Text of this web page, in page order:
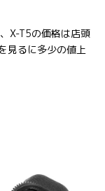
X-T5の価格は店頭
見るに多少の値上